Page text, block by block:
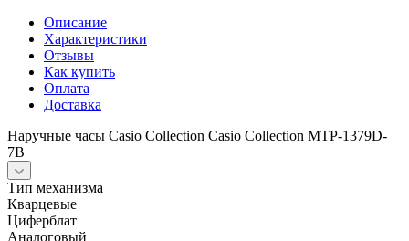
Описание
Характеристики
Отзывы
Как купить
Оплата
Доставка
Наручные часы Casio Collection Casio Collection MTP-1379D-
7B
Тип механизма
Кварцевые
Циферблат
Аналоговый